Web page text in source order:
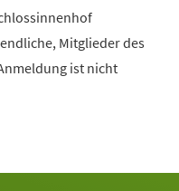
Mitglieder des
ist nicht